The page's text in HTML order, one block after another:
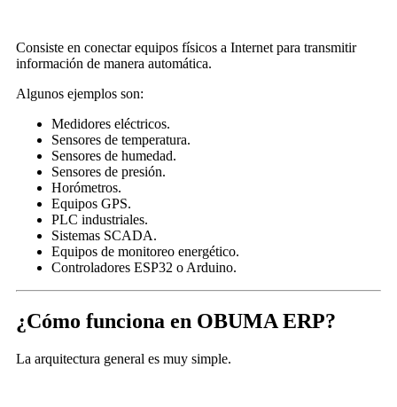
Consiste en conectar equipos físicos a Internet para transmitir
información de manera automática.
Algunos ejemplos son:
Medidores eléctricos.
Sensores de temperatura.
Sensores de humedad.
Sensores de presión.
Horómetros.
Equipos GPS.
PLC industriales.
Sistemas SCADA.
Equipos de monitoreo energético.
Controladores ESP32 o Arduino.
¿Cómo funciona en OBUMA ERP?
La arquitectura general es muy simple.